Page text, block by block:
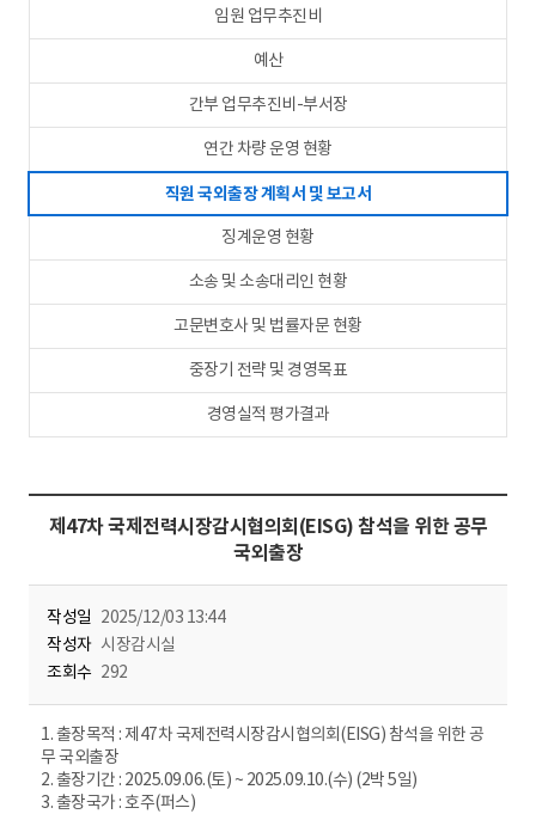
임원 업무추진비
예산
간부 업무추진비-부서장
연간 차량 운영 현황
직원 국외출장 계획서 및 보고서
징계운영 현황
소송 및 소송대리인 현황
고문변호사 및 법률자문 현황
중장기 전략 및 경영목표
경영실적 평가결과
제47차 국제전력시장감시협의회(EISG) 참석을 위한 공무
국외출장
작성일 2025/12/03 13:44
작성자 시장감시실
조회수 292
1. 출장목적 : 제47차 국제전력시장감시협의회(EISG) 참석을 위한 공
무 국외출장
2. 출장기간 : 2025.09.06.(토) ~ 2025.09.10.(수) (2박 5일)
3. 출장국가 : 호주(퍼스)